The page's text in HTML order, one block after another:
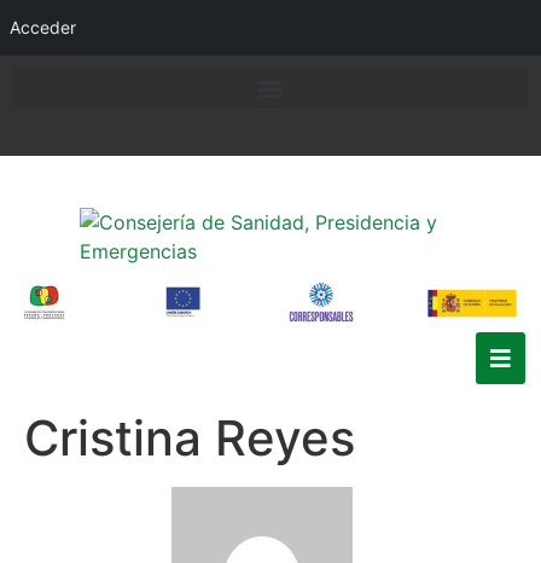
Acceder
Cristina Reyes